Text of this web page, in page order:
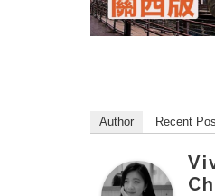
Author Recent